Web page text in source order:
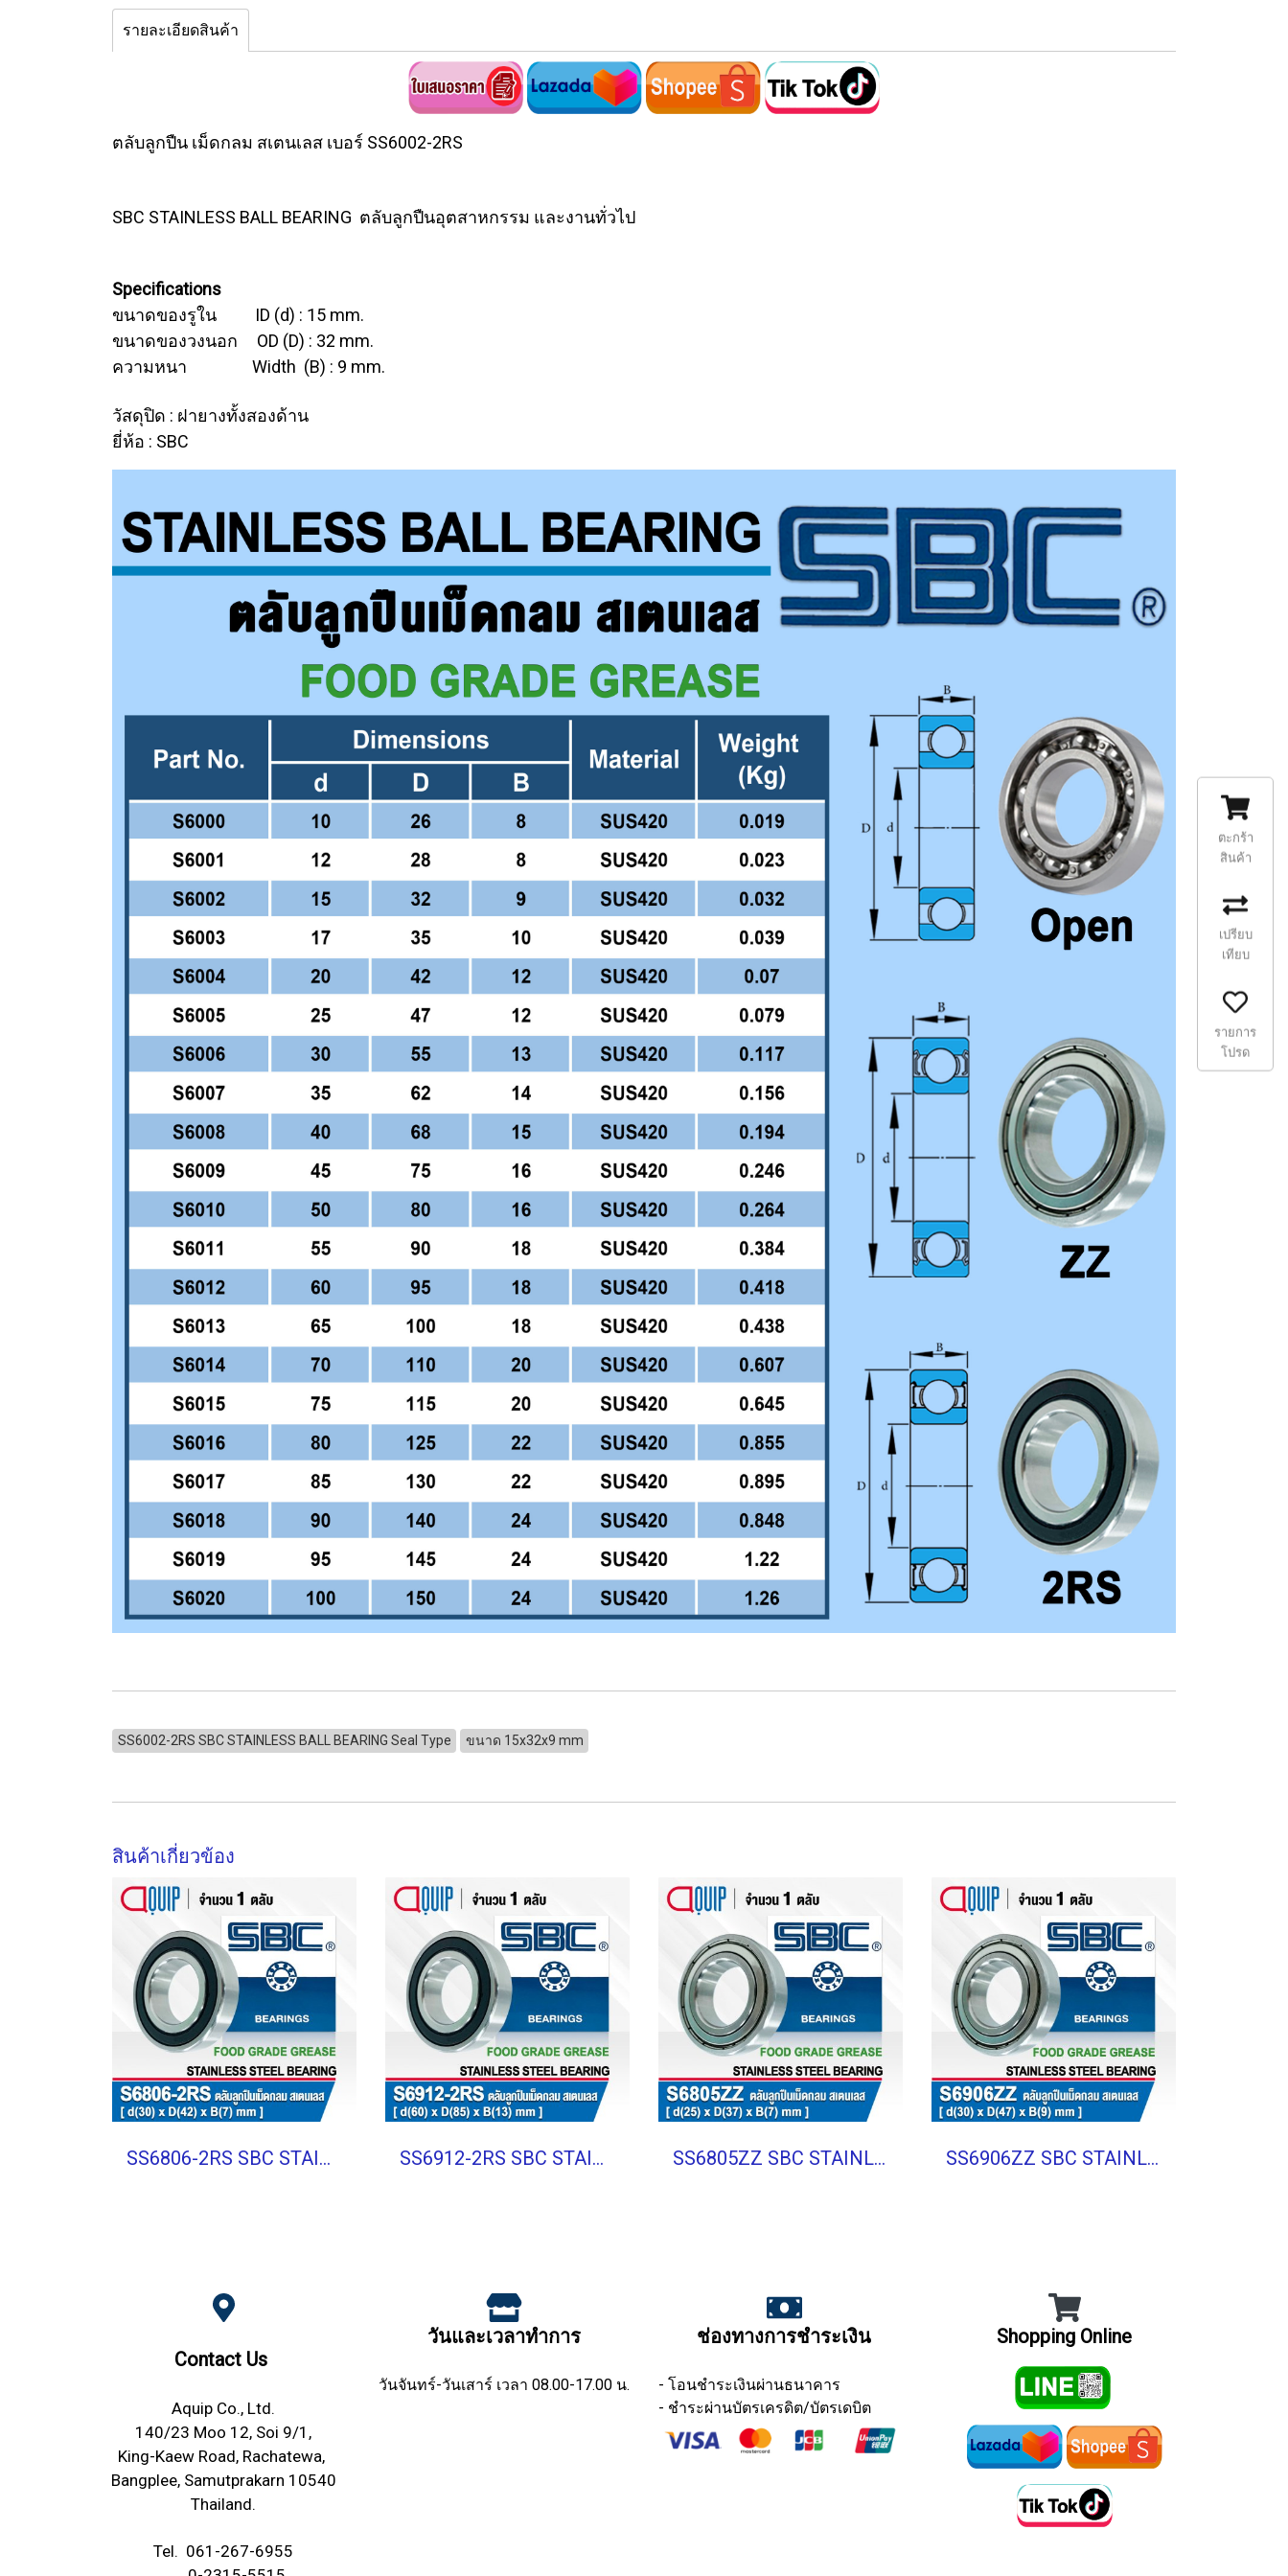
รายละเอียดสินค้า
ตลับลูกปืน เม็ดกลม สเตนเลส เบอร์ SS6002-2RS
SBC STAINLESS BALL BEARING ตลับลูกปืนอุตสาหกรรม และงานทั่วไป
Specifications
ขนาดของรูใน ID (d) : 15 mm.
ขนาดของวงนอก OD (D) : 32 mm.
ความหนา Width (B) : 9 mm.
วัสดุปิด : ฝายางทั้งสองด้าน
ยี่ห้อ : SBC
SS6002-2RS SBC STAINLESS BALL BEARING Seal Type ขนาด 15x32x9 mm
สินค้าเกี่ยวข้อง
SS6806-2RS SBC STAINLESS BALL BEARING Shield Type SS6912-2RS SBC STAINLESS BALL BEARING Shield Type SS6805ZZ SBC STAINLESS BALL BEARING Stainless Type SS6906ZZ SBC STAINLESS BALL BEARING Stainless Type
Contact Us
Aquip Co., Ltd.
140/23 Moo 12, Soi 9/1,
King-Kaew Road, Rachatewa,
Bangplee, Samutprakarn 10540
Thailand.
Tel. 061-267-6955
วันและเวลาทำการ
วันจันทร์-วันเสาร์ เวลา 08.00-17.00 น.
ช่องทางการชำระเงิน
- โอนชำระเงินผ่านธนาคาร
- ชำระผ่านบัตรเครดิต/บัตรเดบิต
Shopping Online
ตะกร้า
สินค้า
เปรียบ
เทียบ
รายการ
โปรด